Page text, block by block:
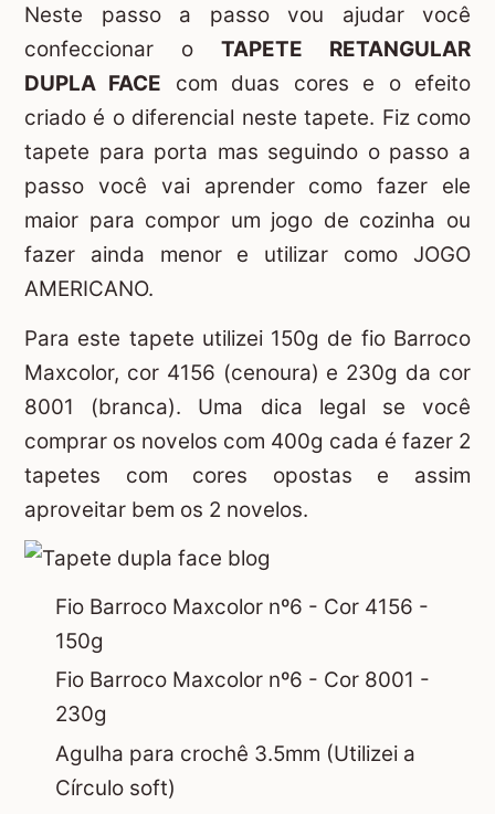
Neste passo a passo vou ajudar você
confeccionar o TAPETE RETANGULAR
DUPLA FACE com duas cores e o efeito
criado é o diferencial neste tapete. Fiz como
tapete para porta mas seguindo o passo a
passo você vai aprender como fazer ele
maior para compor um jogo de cozinha ou
fazer ainda menor e utilizar como JOGO
AMERICANO.
Para este tapete utilizei 150g de fio Barroco
Maxcolor, cor 4156 (cenoura) e 230g da cor
8001 (branca). Uma dica legal se você
comprar os novelos com 400g cada é fazer 2
tapetes com cores opostas e assim
aproveitar bem os 2 novelos.
Fio Barroco Maxcolor nº6 - Cor 4156 -
150g
Fio Barroco Maxcolor nº6 - Cor 8001 -
230g
Agulha para crochê 3.5mm (Utilizei a
Círculo soft)